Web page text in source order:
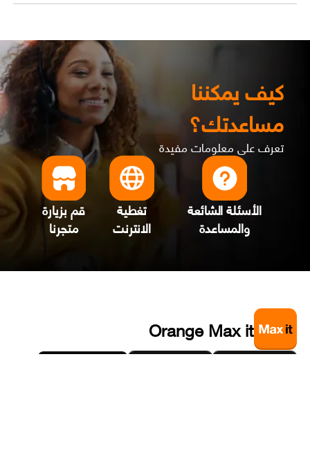
كيف يمكننا
مساعدتك؟
تعرف على معلومات مفيدة
الأسئلة الشائعة
والمساعدة
تغطية
الانترنت
قم بزيارة
متجرنا
Orange Max it